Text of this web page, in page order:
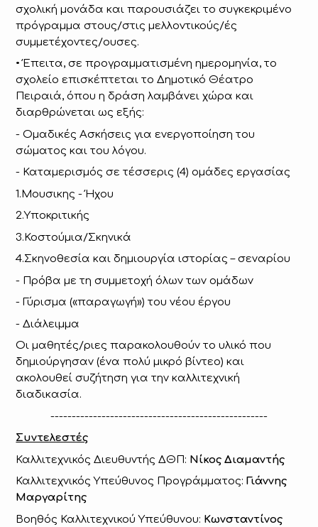
σχολική μονάδα και παρουσιάζει το συγκεκριμένο
πρόγραμμα στους/στις μελλοντικούς/ές
συμμετέχοντες/ουσες.
• Έπειτα, σε προγραμματισμένη ημερομηνία, το
σχολείο επισκέπτεται το Δημοτικό Θέατρο
Πειραιά, όπου η δράση λαμβάνει χώρα και
διαρθρώνεται ως εξής:
- Ομαδικές Ασκήσεις για ενεργοποίηση του
σώματος και του λόγου.
- Καταμερισμός σε τέσσερις (4) ομάδες εργασίας
1.Μουσικης - Ήχου
2.Υποκριτικής
3.Κοστούμια/Σκηνικά
4.Σκηνοθεσία και δημιουργία ιστορίας – σεναρίου
- Πρόβα με τη συμμετοχή όλων των ομάδων
- Γύρισμα («παραγωγή») του νέου έργου
- Διάλειμμα
Οι μαθητές/ριες παρακολουθούν το υλικό που
δημιούργησαν (ένα πολύ μικρό βίντεο) και
ακολουθεί συζήτηση για την καλλιτεχνική
διαδικασία.
---------------------------------------------------
Συντελεστές
Καλλιτεχνικός Διευθυντής ΔΘΠ: Νίκος Διαμαντής
Καλλιτεχνικός Υπεύθυνος Προγράμματος:Γιάννης
Μαργαρίτης
Βοηθός Καλλιτεχνικού Υπεύθυνου: Κωνσταντίνος